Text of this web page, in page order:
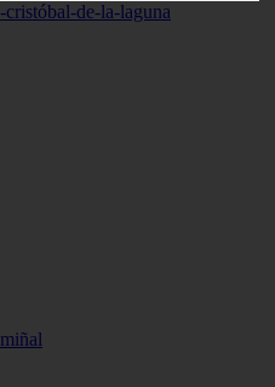
cristóbal-de-la-laguna